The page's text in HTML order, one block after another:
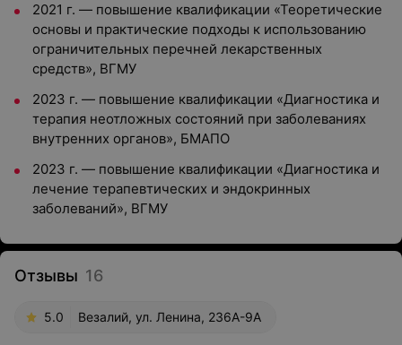
2021 г. — повышение квалификации «Теоретические
основы и практические подходы к использованию
ограничительных перечней лекарственных
средств», ВГМУ
2023 г. — повышение квалификации «Диагностика и
терапия неотложных состояний при заболеваниях
внутренних органов», БМАПО
2023 г. — повышение квалификации «Диагностика и
лечение терапевтических и эндокринных
заболеваний», ВГМУ
Отзывы 16
5.0 Везалий, ул. Ленина, 236А-9А